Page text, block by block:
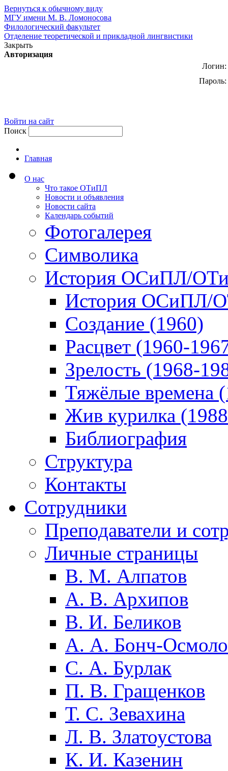
Вернуться к обычному виду
МГУ имени М. В. Ломоносова
Филологический факультет
Отделение теоретической и прикладной лингвистики
Закрыть
Авторизация
Логин:
Пароль:
Войти на сайт
Поиск
Главная
О нас
Что такое ОТиПЛ
Новости и объявления
Новости сайта
Календарь событий
Фотогалерея
Символика
История ОСиПЛ/
История ОСиПЛ/
Создание (1960)
Расцвет (1960-
Зрелость (1968-
Тяжёлые времена
Жив курилка
Библиография
Структура
Контакты
Сотрудники
Преподаватели и
Личные страницы
В. М. Алпатов
А. В. Архипов
В. И. Беликов
А. А. Бонч-
С. А. Бурлак
П. В. Гращенков
Т. С. Зевахина
Л. В. Златоустова
К. И. Казенин